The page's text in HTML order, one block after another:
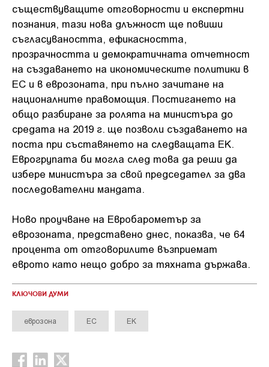
съществуващите отговорности и експертни
познания, тази нова длъжност ще повиши
съгласуваността, ефикасността,
прозрачността и демократичната отчетност
на създаването на икономическите политики в
ЕС и в еврозоната, при пълно зачитане на
националните правомощия. Постигането на
общо разбиране за ролята на министъра до
средата на 2019 г. ще позволи създаването на
поста при съставянето на следващата ЕК.
Еврогрупата би могла след това да реши да
избере министъра за свой председател за два
последователни мандата.
Ново проучване на Евробарометър за
еврозоната, представено днес, показва, че 64
процента от отговорилите възприемат
еврото като нещо добро за тяхната държава.
КЛЮЧОВИ ДУМИ
еврозона ЕС ЕК